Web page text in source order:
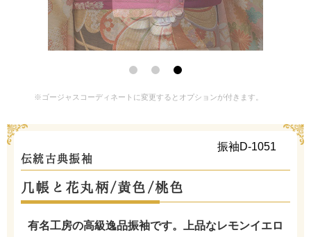
※ゴージャスコーディネートに変更するとオプションが付きます。
振袖D-1051
伝統古典振袖
几帳と花丸柄/黄色/桃色
有名工房の高級逸品振袖です。上品なレモンイエロ